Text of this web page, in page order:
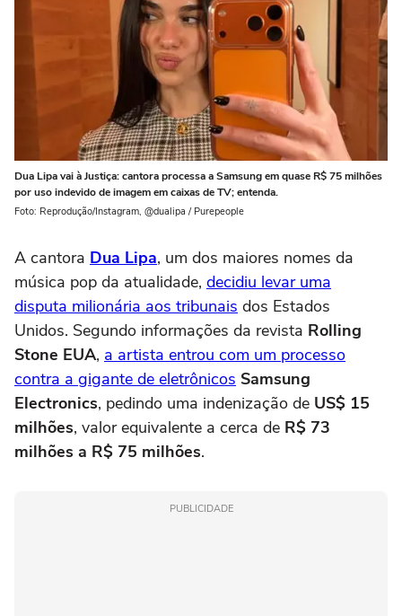
Dua Lipa vai à Justiça: cantora processa a Samsung em quase R$ 75 milhões
por uso indevido de imagem em caixas de TV; entenda.
Foto: Reprodução/Instagram, @dualipa / Purepeople
A cantora Dua Lipa, um dos maiores nomes da
música pop da atualidade, decidiu levar uma
disputa milionária aos tribunais dos Estados
Unidos. Segundo informações da revista Rolling
Stone EUA, a artista entrou com um processo
contra a gigante de eletrônicos Samsung
Electronics, pedindo uma indenização de US$ 15
milhões, valor equivalente a cerca de R$ 73
milhões a R$ 75 milhões.
PUBLICIDADE